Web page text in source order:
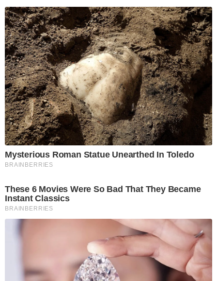
Mysterious Roman Statue Unearthed In Toledo
BRAINBERRIES
These 6 Movies Were So Bad That They Became
Instant Classics
BRAINBERRIES